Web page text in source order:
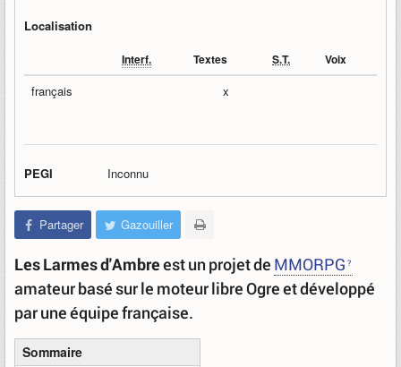
Localisation
Interf. Textes S.T. Voix
français x
PEGI Inconnu
Partager Gazouiller
Les Larmes d'Ambreest un projet de MMORPG
amateur basé sur le moteur libre Ogre et développé
par une équipe française.
Sommaire